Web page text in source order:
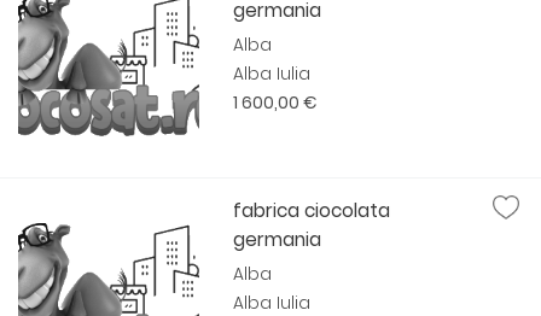
germania
Alba
Alba Iulia
1 600,00 €
fabrica ciocolata
germania
Alba
Alba Iulia